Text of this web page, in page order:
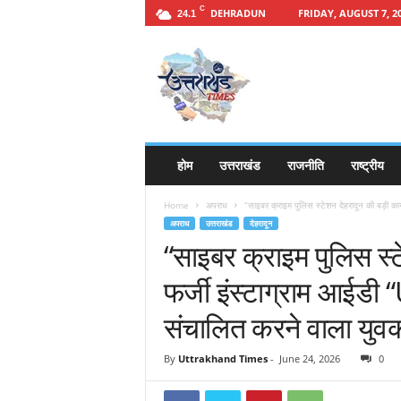
24.1 C DEHRADUN FRIDAY, AUGUST 7,
d
होम उत्तराखंड राजनीति राष्ट्रीय
Home अपराध “साइबर क्राइम पुलिस स्टेशन देहरादून की बड़ी
अपराध उत्तराखंड देहरादून
“साइबर क्राइम पुलिस
फर्जी इंस्टाग्राम
संचालित करने वाला
By Uttrakhand Times- June 24, 2026 0